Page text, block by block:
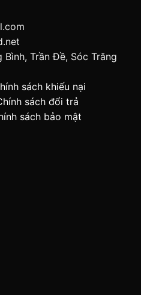
Trần Đề, Sóc Trăng
sách khiếu nại
sách đổi trả
sách bảo mật